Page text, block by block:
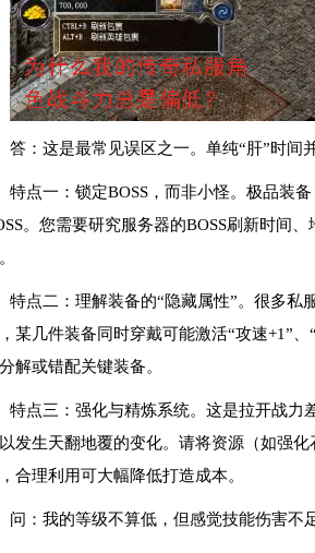
答：这是最常见误区之一。单纯“肝”时间
特点一：锁定BOSS，而非小怪。极品装
。您需要研究服务器的BOSS刷新时间
特点二：理解装备的“隐藏属性”。很多私
某几件装备同时穿戴可能激活“攻速+1”
解或错配关键装备。
特点三：强化与精炼系统。这是拉开战力
发生天翻地覆的变化。请将资源（如强
合理利用可大幅降低打造成本。
问：我的等级不算低，但感觉技能伤害不